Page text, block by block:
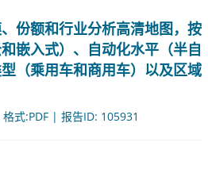
份额和行业分析高清地图，按
嵌入式）、自动化水平（半自
（乘用车和商用车）以及区域
式:PDF | 报告ID: 105931